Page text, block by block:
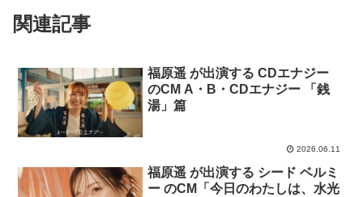
関連記事
福原遥 が出演する CDエナジー
のCM A・B・CDエナジー 「銭
湯」篇
2026.06.11
福原遥 が出演する シード ベルミ
ー のCM「今日のわたしは、水光